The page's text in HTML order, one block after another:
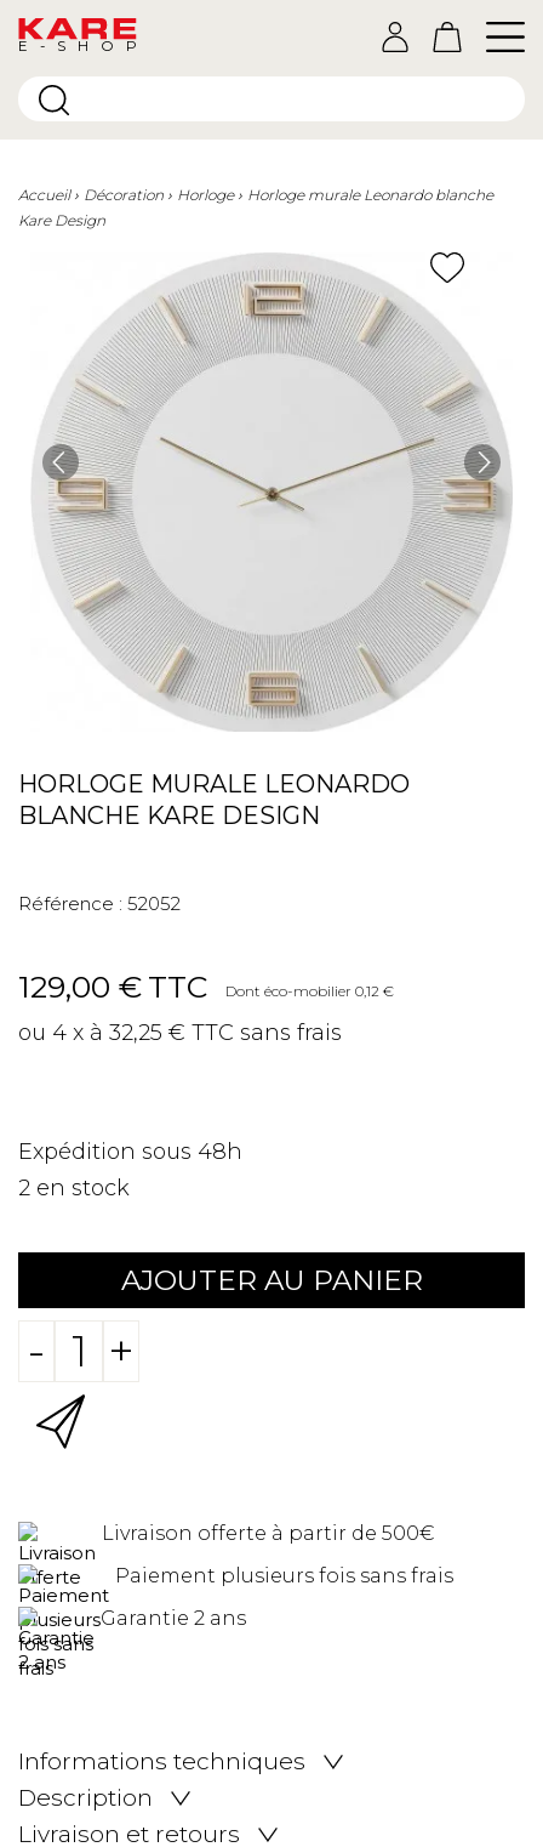
E-SHOP
Accueil Décoration Horloge
Horloge murale Leonardo blanche
Kare Design
HORLOGE MURALE LEONARDO
BLANCHE KARE DESIGN
Référence : 52052
129,00 € TTC Dont éco-mobilier 0,12 €
ou 4 x à 32,25 € TTC sans frais
Expédition sous 48h
2 en stock
AJOUTER AU PANIER
- +
Livraison offerte à partir de 500€
Paiement plusieurs fois sans frais
Garantie 2 ans
Informations techniques
Description
Livraison et retours